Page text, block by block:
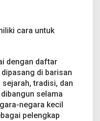
cara untuk
dengan daftar
di barisan
tradisi, dan
selama
negara kecil
pelengkap